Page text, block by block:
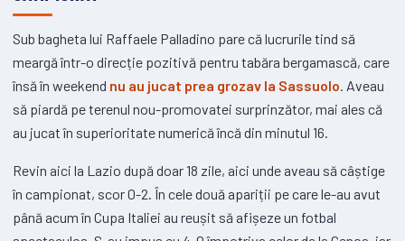
Sub bagheta lui Raffaele Palladino pare că lucrurile tind să
meargă într-o direcție pozitivă pentru tabăra bergamască, care
însă în weekend nu au jucat prea grozav la Sassuolo. Aveau
să piardă pe terenul nou-promovatei surprinzător, mai ales că
au jucat în superioritate numerică încă din minutul 16.
Revin aici la Lazio după doar 18 zile, aici unde aveau să câștige
în campionat, scor 0-2. În cele două apariții pe care le-au avut
până acum în Cupa Italiei au reușit să afișeze un fotbal